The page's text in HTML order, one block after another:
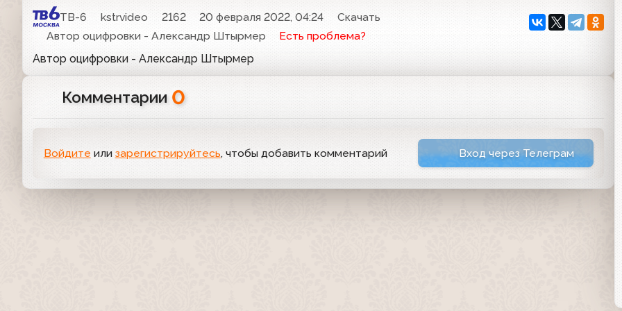
ТВ-6 kstrvideo 2162 20 февраля 2022, 04:24
Скачать
Автор оцифровки - Александр Штырмер
Есть проблема?
Автор оцифровки - Александр Штырмер
Комментарии 0
Войдите или зарегистрируйтесь, чтобы добавить комментарий Вход через Телеграм